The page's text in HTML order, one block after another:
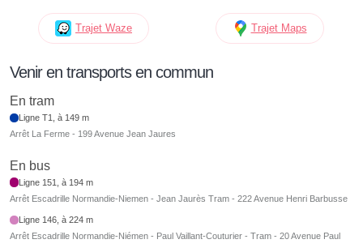
Trajet Waze Trajet Maps
Venir en transports en commun
En tram
Ligne T1, à 149 m
Arrêt La Ferme - 199 Avenue Jean Jaures
En bus
Ligne 151, à 194 m
Arrêt Escadrille Normandie-Niemen - Jean Jaurès Tram - 222 Avenue Henri Barbusse
Ligne 146, à 224 m
Arrêt Escadrille Normandie-Niémen - Paul Vaillant-Couturier - Tram - 20 Avenue Paul